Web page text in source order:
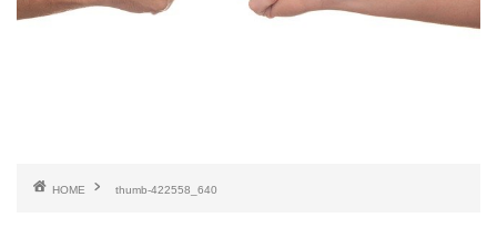
HOME thumb-422558_640